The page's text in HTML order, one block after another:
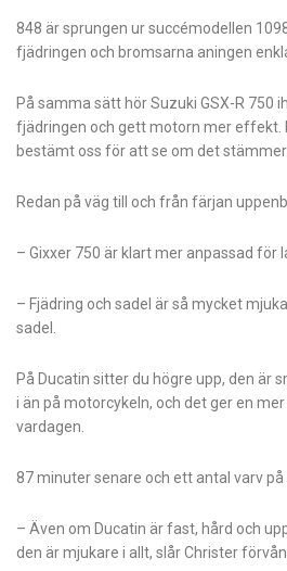
848 är sprungen ur succémodellen
fjädringen och bromsarna aningen
På samma sätt hör Suzuki GSX-R
fjädringen och gett motorn mer effekt.
bestämt oss för att se om det stämmer.
Redan på väg till och från färjan
– Gixxer 750 är klart mer anpassad för
– Fjädring och sadel är så mycket
sadel.
På Ducatin sitter du högre upp, den är
i än på motorcykeln, och det ger en
vardagen.
87 minuter senare och ett antal varv
– Även om Ducatin är fast, hård och
den är mjukare i allt, slår Christer